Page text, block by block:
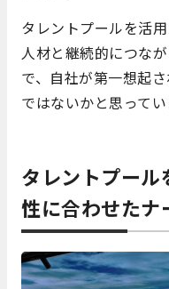
タレントプールを活
人材と継続的につな
で、自社が第一想起
ではないかと思ってい
タレントプール
性に合わせたナ